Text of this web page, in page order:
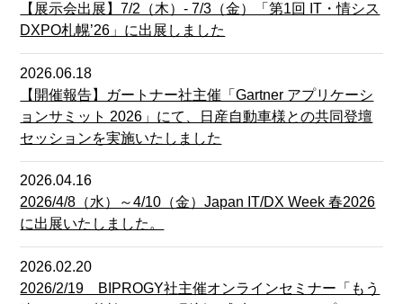
【展示会出展】7/2（木）- 7/3（金）「第1回 IT・情シス
DXPO札幌’26」に出展しました
2026.06.18
【開催報告】ガートナー社主催「Gartner アプリケーシ
ョンサミット 2026」にて、日産自動車様との共同登壇
セッションを実施いたしました
2026.04.16
2026/4/8（水）～4/10（金）Japan IT/DX Week 春2026
に出展いたしました。
2026.02.20
2026/2/19 BIPROGY社主催オンラインセミナー「もう